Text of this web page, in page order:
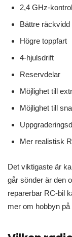
2,4 GHz-
Bättre räckvidd
Högre toppfart
4-hjulsdrift
Reservdelar
Möjlighet till
Möjlighet till
Mer realistisk
Det viktigaste är
går sönder är den
reparerbar RC-bil
mer om hobbyn på